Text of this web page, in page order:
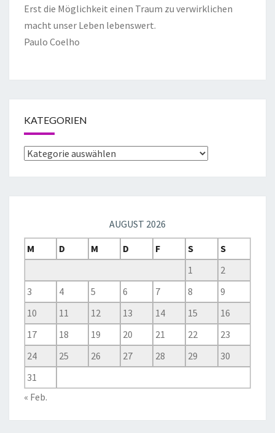
Erst die Möglichkeit einen Traum zu verwirklichen
macht unser Leben lebenswert.
Paulo Coelho
KATEGORIEN
AUGUST 2026
M
D M D F S
S
1
2
3
4 5 6 7 8
9
10
11 12 13 14 15
16
17
18 19 20 21 22
23
24
25 26 27 28 29
30
31
« Feb.